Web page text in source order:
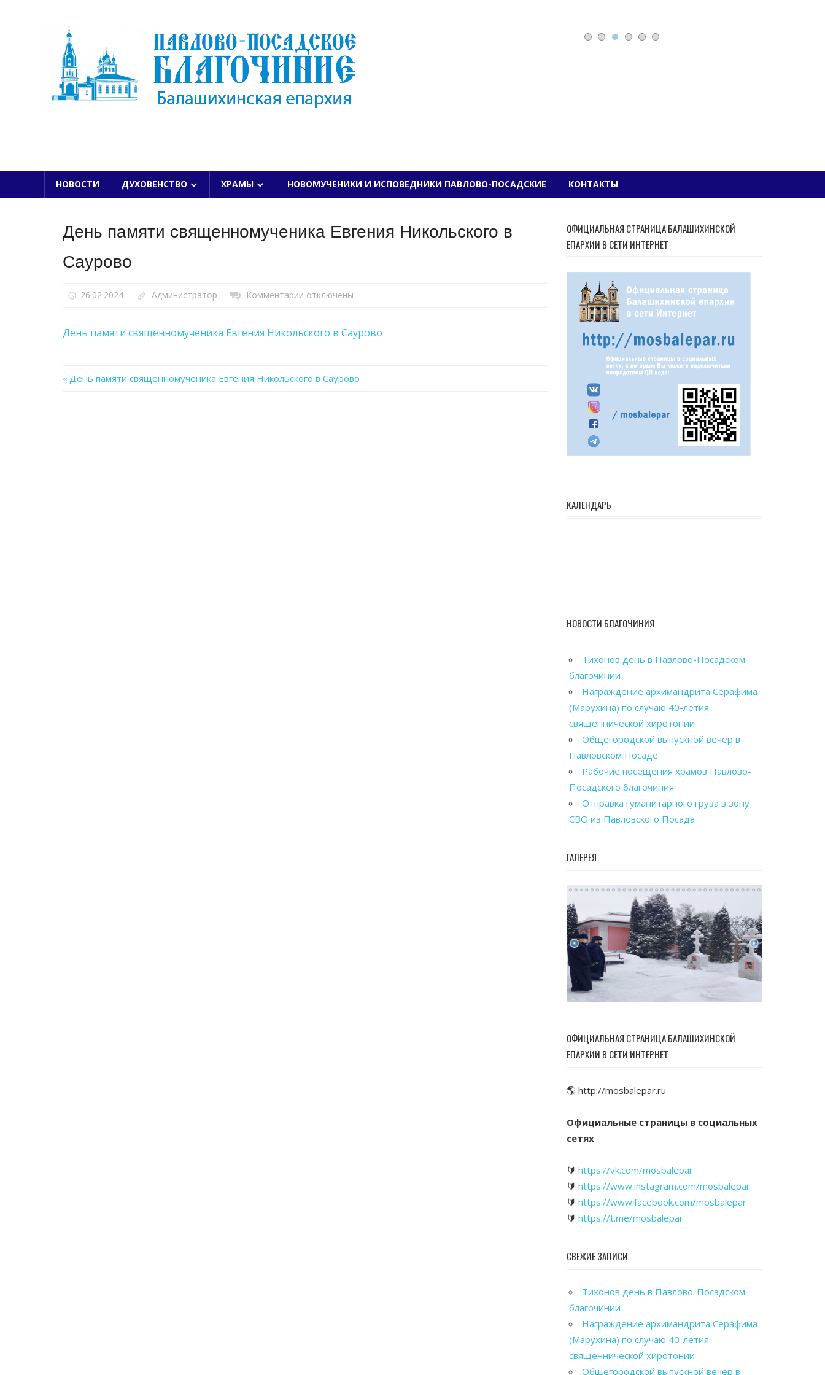
ПАВЛОВО-ПОСАДСКОЕ БЛАГОЧИНИЕ
НОВОСТИ ДУХОВЕНСТВО ХРАМЫ НОВОМУЧЕНИКИ И ИСПОВЕДНИКИ ПАВЛОВО-ПОСАДСКИЕ КОНТАКТЫ
День памяти священномученика Евгения Никольского в
Саурово
26.02.2024 Администратор Комментарии к
памяти
Никольского
отключены
День памяти священномученика Евгения Никольского в Саурово
Previous
День памяти священномученика Евгения Никольского в Саурово
ОФИЦИАЛЬНАЯ СТРАНИЦА БАЛАШИХИНСКОЙ
ЕПАРХИИ В СЕТИ ИНТЕРНЕТ
КАЛЕНДАРЬ
НОВОСТИ БЛАГОЧИНИЯ
Тихонов день в Павлово-Посадском
благочинии
Награждение архимандрита Серафима
(Марухина) по случаю 40-летия
священнической хиротонии
Общегородской выпускной вечер в
Павловском Посаде
Рабочие посещения храмов Павлово-
Посадского благочиния
Отправка гуманитарного груза в зону
СВО из Павловского Посада
ГАЛЕРЕЯ
ОФИЦИАЛЬНАЯ СТРАНИЦА БАЛАШИХИНСКОЙ
ЕПАРХИИ В СЕТИ ИНТЕРНЕТ
🌎 http://mosbalepar.ru
Официальные страницы в социальных
сетях
🔰 https://vk.com/mosbalepar
🔰 https://www.instagram.com/mosbalepar
🔰 https://www.facebook.com/mosbalepar
🔰 https://t.me/mosbalepar
СВЕЖИЕ ЗАПИСИ
Тихонов день в Павлово-Посадском
благочинии
Награждение архимандрита Серафима
(Марухина) по случаю 40-летия
священнической хиротонии
Общегородской выпускной вечер в